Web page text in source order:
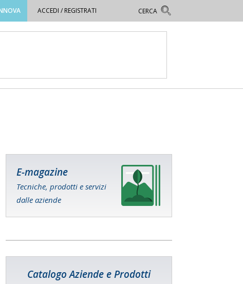
ACCEDI / REGISTRATI
E-magazine
Tecniche, prodotti e servizi
dalle aziende
Catalogo Aziende e Prodotti